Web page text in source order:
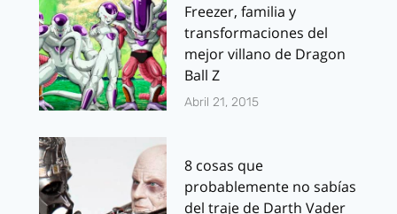
Freezer, familia y
transformaciones del
mejor villano de Dragon
Ball Z
Abril 21, 2015
8 cosas que
probablemente no sabías
del traje de Darth Vader